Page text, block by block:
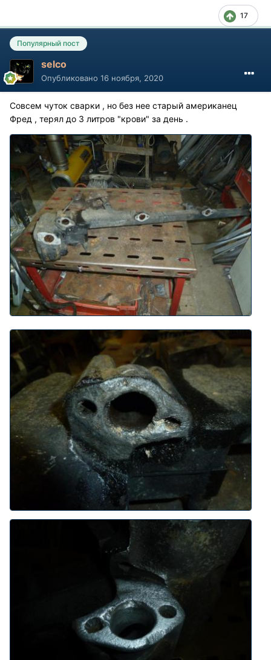
17
Популярный пост
selco
Опубликовано 16 ноября, 2020
Совсем чуток сварки , но без нее старый американец
Фред , терял до 3 литров "крови" за день .